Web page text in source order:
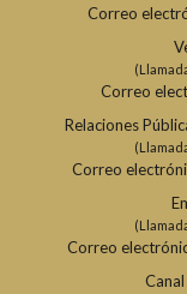
Correo
Correo
Relaciones
Correo
Correo